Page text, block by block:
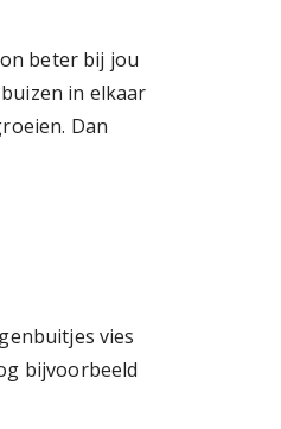
beter bij jou
in elkaar
Dan
vies
bijvoorbeeld